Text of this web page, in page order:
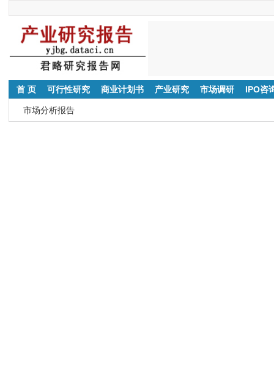
首 页 可行性研究 商业计划书 产业研究 市场调研 IPO咨
市场分析报告